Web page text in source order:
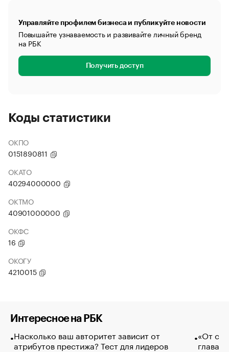
Управляйте профилем бизнеса и публикуйте новости
Повышайте узнаваемость и развивайте личный бренд
на РБК
Получить доступ
Коды статистики
ОКПО
0151890811
ОКАТО
40294000000
ОКТМО
40901000000
ОКФС
16
ОКОГУ
4210015
Интересное на РБК
Насколько ваш авторитет зависит от
атрибутов престижа? Тест для лидеров
«От
глава